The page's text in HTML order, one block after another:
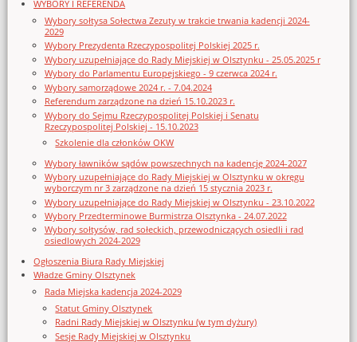
WYBORY I REFERENDA
Wybory sołtysa Sołectwa Zezuty w trakcie trwania kadencji 2024-
2029
Wybory Prezydenta Rzeczypospolitej Polskiej 2025 r.
Wybory uzupełniające do Rady Miejskiej w Olsztynku - 25.05.2025 r
Wybory do Parlamentu Europejskiego - 9 czerwca 2024 r.
Wybory samorządowe 2024 r. - 7.04.2024
Referendum zarządzone na dzień 15.10.2023 r.
Wybory do Sejmu Rzeczypospolitej Polskiej i Senatu
Rzeczypospolitej Polskiej - 15.10.2023
Szkolenie dla członków OKW
Wybory ławników sądów powszechnych na kadencję 2024-2027
Wybory uzupełniające do Rady Miejskiej w Olsztynku w okręgu
wyborczym nr 3 zarządzone na dzień 15 stycznia 2023 r.
Wybory uzupełniające do Rady Miejskiej w Olsztynku - 23.10.2022
Wybory Przedterminowe Burmistrza Olsztynka - 24.07.2022
Wybory sołtysów, rad sołeckich, przewodniczących osiedli i rad
osiedlowych 2024-2029
Ogłoszenia Biura Rady Miejskiej
Władze Gminy Olsztynek
Rada Miejska kadencja 2024-2029
Statut Gminy Olsztynek
Radni Rady Miejskiej w Olsztynku (w tym dyżury)
Sesje Rady Miejskiej w Olsztynku